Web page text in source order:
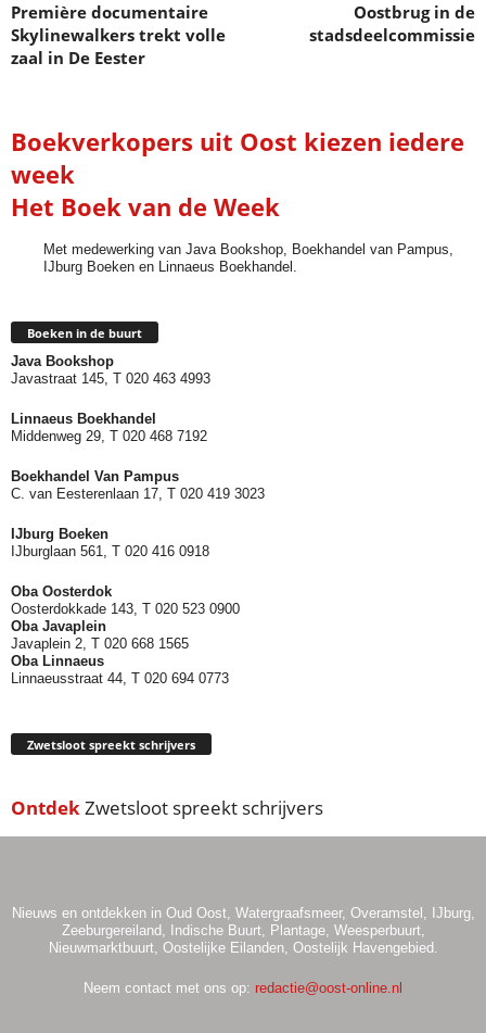
Première documentaire
Skylinewalkers trekt volle
zaal in De Eester
Oostbrug in de
stadsdeelcommissie
Boekverkopers uit Oost kiezen iedere
week
Het Boek van de Week
Met medewerking van Java Bookshop, Boekhandel van Pampus,
IJburg Boeken en Linnaeus Boekhandel.
Boeken in de buurt
Java Bookshop
Javastraat 145, T 020 463 4993
Linnaeus Boekhandel
Middenweg 29, T 020 468 7192
Boekhandel Van Pampus
C. van Eesterenlaan 17, T 020 419 3023
IJburg Boeken
IJburglaan 561, T 020 416 0918
Oba Oosterdok
Oosterdokkade 143, T 020 523 0900
Oba Javaplein
Javaplein 2, T 020 668 1565
Oba Linnaeus
Linnaeusstraat 44, T 020 694 0773
Zwetsloot spreekt schrijvers
OntdekZwetsloot spreekt schrijvers
Nieuws en ontdekken in Oud Oost, Watergraafsmeer, Overamstel, IJburg,
Zeeburgereiland, Indische Buurt, Plantage, Weesperbuurt,
Nieuwmarktbuurt, Oostelijke Eilanden, Oostelijk Havengebied.
Neem contact met ons op: redactie@oost-online.nl